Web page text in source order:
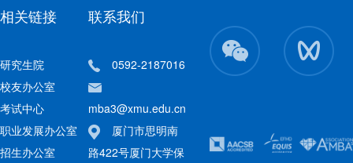
相关链接
研究生院
校友办公室
考试中心
职业发展办公室
招生办公室
联系我们
0592-2187016
mba3@xmu.edu.cn
厦门市思明南
路422号厦门大学保